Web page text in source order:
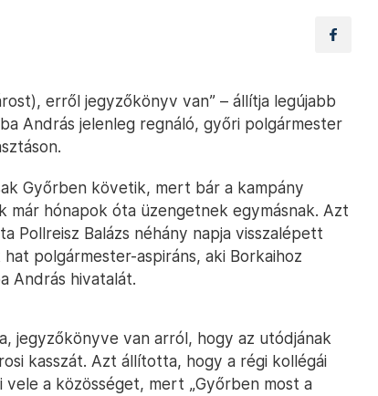
erről jegyzőkönyv van” – állítja legújabb
András jelenleg regnáló, győri polgármester
Győrben követik, mert bár a kampány
már hónapok óta üzengetnek egymásnak. Azt
Pollreisz Balázs néhány napja visszalépett
polgármester-aspiráns, aki Borkaihoz
András hivatalát.
jegyzőkönyve van arról, hogy az utódjának
kasszát. Azt állította, hogy a régi kollégái
a közösséget, mert „Győrben most a